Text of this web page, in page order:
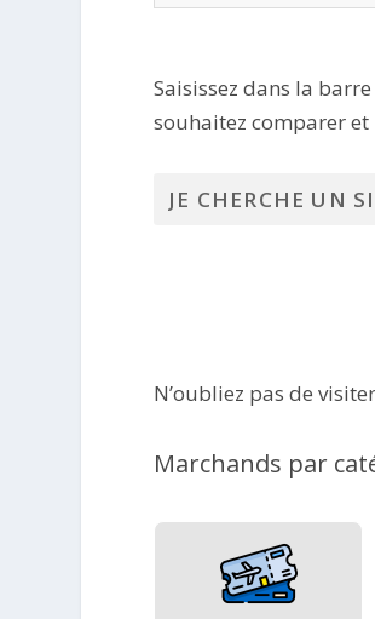
Saisissez dans la
souhaitez comparer et
N’oubliez pas de
Marchands par